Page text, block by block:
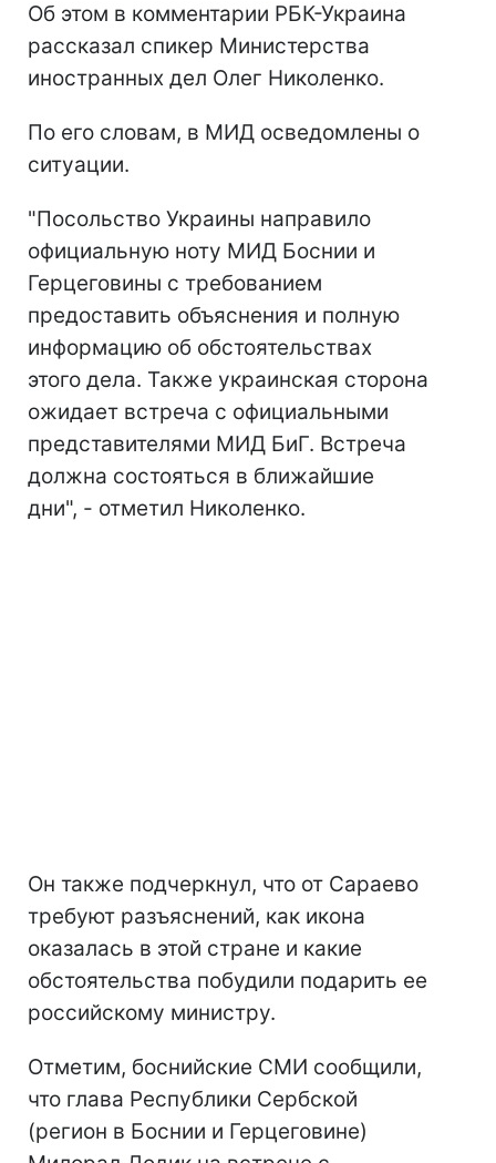
Об этом в комментарии РБК-Украина
рассказал спикер Министерства
иностранных дел Олег Николенко.
По его словам, в МИД осведомлены о
ситуации.
"Посольство Украины направило
официальную ноту МИД Боснии и
Герцеговины с требованием
предоставить объяснения и полную
информацию об обстоятельствах
этого дела. Также украинская сторона
ожидает встреча с официальными
представителями МИД БиГ. Встреча
должна состояться в ближайшие
дни", - отметил Николенко.
Он также подчеркнул, что от Сараево
требуют разъяснений, как икона
оказалась в этой стране и какие
обстоятельства побудили подарить ее
российскому министру.
Отметим, боснийские СМИ сообщили,
что глава Республики Сербской
(регион в Боснии и Герцеговине)